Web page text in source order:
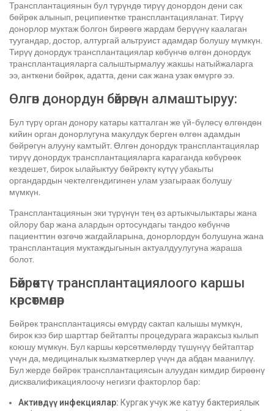
Трансплантациянын бул түрүндө тирүү донордон дени сак
бөйрөк алынып, реципиентке трансплантацияланат. Тирүү
донорлор муктаж болгон бирөөгө жардам берүүнү каалаган
туугандар, достор, алтургай альтруист адамдар болушу мүмкүн.
Тирүү донордук трансплантациялар көбүнчө өлгөн донордук
трансплантацияларга салыштырмалуу жакшы натыйжаларга
ээ, анткени бөйрөк, адатта, дени сак жана узак өмүргө ээ.
Өлгөн донордун бөйрөгүн алмаштыруу:
Бул түрү орган донору катары катталган же үй-бүлөсү өлгөндөн
кийин орган донорлугуна макулдук берген өлгөн адамдын
бөйрөгүн алууну камтыйт. Өлгөн донордук трансплантациялар
тирүү донордук трансплантацияларга караганда көбүрөөк
кездешет, бирок ылайыктуу бөйрөктү күтүү убакыты
органдардын чектелгендигинен улам узагыраак болушу
мүмкүн.
Трансплантациянын эки түрүнүн тең өз артыкчылыктары жана
ойлору бар жана алардын ортосундагы тандоо көбүнчө
пациенттин өзгөчө жагдайларына, донорлордун болушуна жана
трансплантация муктаждыгынын актуалдуулугуна жараша
болот.
Бөйрөктү трансплантациялоого каршы
көрсөтмөлөр
Бөйрөк трансплантациясы өмүрдү сактап калышы мүмкүн,
бирок кээ бир шарттар бейтапты процедурага жараксыз кылып
коюшу мүмкүн. Бул каршы көрсөтмөлөрдү түшүнүү бейтаптар
үчүн да, медициналык кызматкерлер үчүн да абдан маанилүү.
Бул жерде бөйрөк трансплантациясын алуудан кимдир бирөөнү
дисквалификациялоочу негизги факторлор бар:
Активдүү инфекциялар: Кургак учук же катуу бактериялык